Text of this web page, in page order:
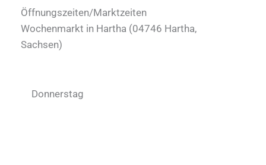
Öffnungszeiten/Marktzeiten
Wochenmarkt in Hartha (04746 Hartha,
Sachsen)
Donnerstag